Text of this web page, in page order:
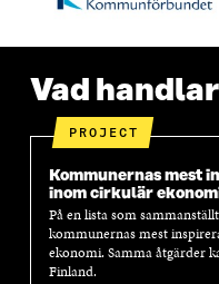
Vad
PROJECT
Kommunernas mest
inom cirkulär
På en lista som
kommunernas mest
ekonomi. Samma åtgärder
Finland.